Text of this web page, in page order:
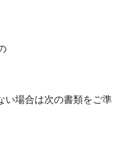
い場合は次の書類をご準